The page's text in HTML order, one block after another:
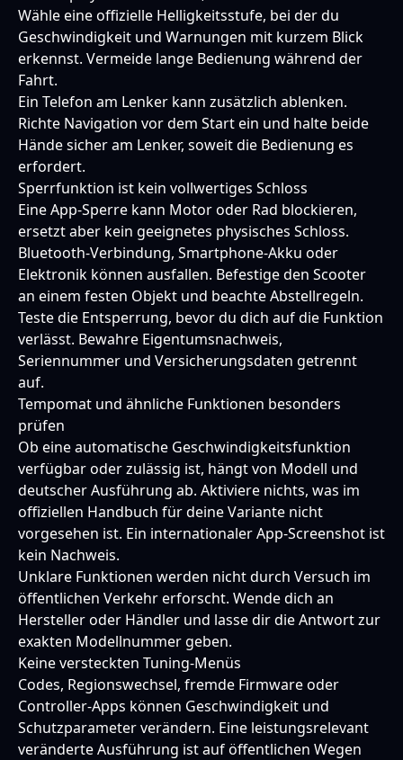
Wähle eine offizielle Helligkeitsstufe, bei der du
Geschwindigkeit und Warnungen mit kurzem Blick
erkennst. Vermeide lange Bedienung während der
Fahrt.
Ein Telefon am Lenker kann zusätzlich ablenken.
Richte Navigation vor dem Start ein und halte beide
Hände sicher am Lenker, soweit die Bedienung es
erfordert.
Sperrfunktion ist kein vollwertiges Schloss
Eine App-Sperre kann Motor oder Rad blockieren,
ersetzt aber kein geeignetes physisches Schloss.
Bluetooth-Verbindung, Smartphone-Akku oder
Elektronik können ausfallen. Befestige den Scooter
an einem festen Objekt und beachte Abstellregeln.
Teste die Entsperrung, bevor du dich auf die Funktion
verlässt. Bewahre Eigentumsnachweis,
Seriennummer und Versicherungsdaten getrennt
auf.
Tempomat und ähnliche Funktionen besonders
prüfen
Ob eine automatische Geschwindigkeitsfunktion
verfügbar oder zulässig ist, hängt von Modell und
deutscher Ausführung ab. Aktiviere nichts, was im
offiziellen Handbuch für deine Variante nicht
vorgesehen ist. Ein internationaler App-Screenshot ist
kein Nachweis.
Unklare Funktionen werden nicht durch Versuch im
öffentlichen Verkehr erforscht. Wende dich an
Hersteller oder Händler und lasse dir die Antwort zur
exakten Modellnummer geben.
Keine versteckten Tuning-Menüs
Codes, Regionswechsel, fremde Firmware oder
Controller-Apps können Geschwindigkeit und
Schutzparameter verändern. Eine leistungsrelevant
veränderte Ausführung ist auf öffentlichen Wegen